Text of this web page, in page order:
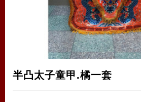
半凸太子童甲.橘一套